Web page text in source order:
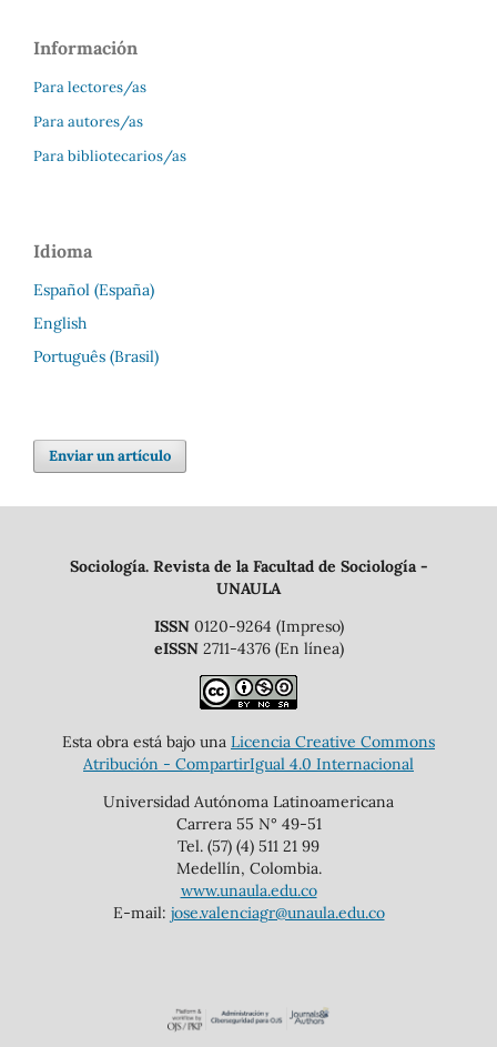
Información
Para lectores/as
Para autores/as
Para bibliotecarios/as
Idioma
Español (España)
English
Português (Brasil)
Enviar un artículo
Sociología. Revista de la Facultad de Sociología -
UNAULA
ISSN0120-9264 (Impreso)
eISSN2711-4376 (En línea)
Esta obra está bajo una Licencia Creative Commons
Atribución - CompartirIgual 4.0 Internacional
Universidad Autónoma Latinoamericana
Carrera 55 N° 49-51
Tel. (57) (4) 511 21 99
Medellín, Colombia.
www.unaula.edu.co
E-mail: jose.valenciagr@unaula.edu.co